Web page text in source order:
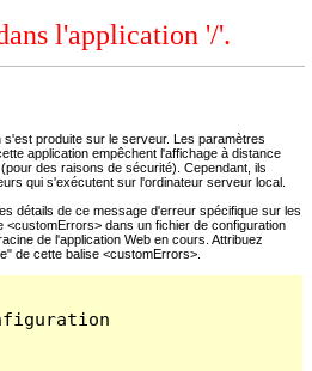
l'application '/'.
s'est produite sur le serveur. Les paramètres
application empêchent l'affichage à distance
des raisons de sécurité). Cependant, ils
qui s'exécutent sur l'ordinateur serveur local.
détails de ce message d'erreur spécifique sur les
dans un fichier de configuration
de l'application Web en cours. Attribuez
de cette balise <customErrors>.